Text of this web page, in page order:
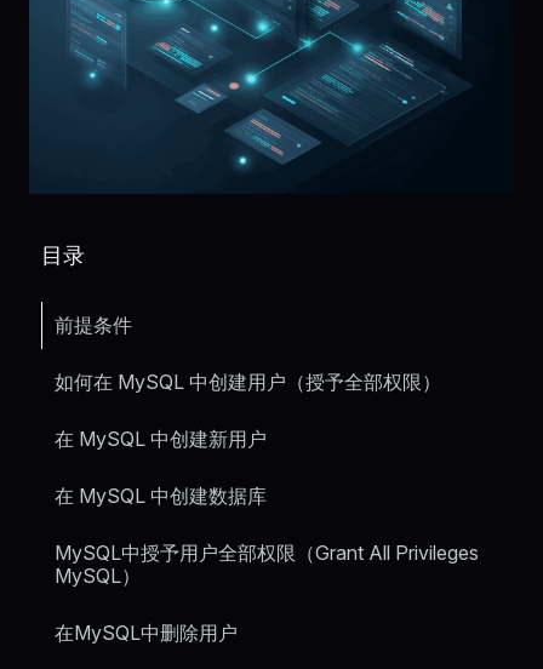
目录
前提条件
如何在 MySQL 中创建用户（授予全部权限）
在 MySQL 中创建新用户
在 MySQL 中创建数据库
MySQL中授予用户全部权限（Grant All Privileges
MySQL）
在MySQL中删除用户